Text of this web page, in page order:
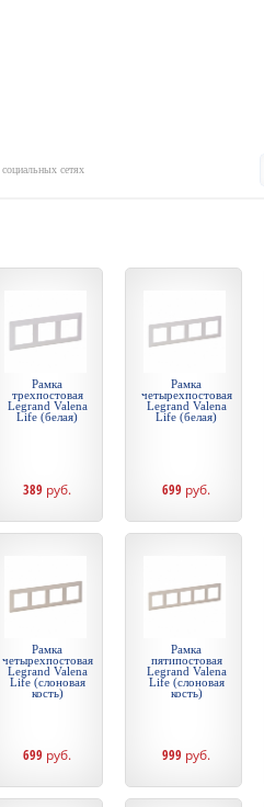
сетях
Рамка
трехпостовая
Legrand Valena
Life (белая)
389 руб.
Рамка
четырехпостовая
Legrand Valena
Life (белая)
699 руб.
Рамка
четырехпостовая
Legrand Valena
Life (слоновая
кость)
699 руб.
Рамка
пятипостовая
Legrand Valena
Life (слоновая
кость)
999 руб.